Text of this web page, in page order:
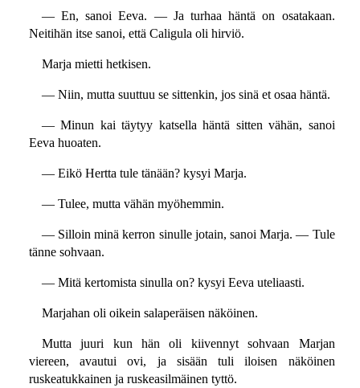
— En, sanoi Eeva. — Ja turhaa häntä on osatakaan.
Neitihän itse sanoi, että Caligula oli hirviö.
Marja mietti hetkisen.
— Niin, mutta suuttuu se sittenkin, jos sinä et osaa häntä.
— Minun kai täytyy katsella häntä sitten vähän, sanoi
Eeva huoaten.
— Eikö Hertta tule tänään? kysyi Marja.
— Tulee, mutta vähän myöhemmin.
— Silloin minä kerron sinulle jotain, sanoi Marja. — Tule
tänne sohvaan.
— Mitä kertomista sinulla on? kysyi Eeva uteliaasti.
Marjahan oli oikein salaperäisen näköinen.
Mutta juuri kun hän oli kiivennyt sohvaan Marjan
viereen, avautui ovi, ja sisään tuli iloisen näköinen
ruskeatukkainen ja ruskeasilmäinen tyttö.